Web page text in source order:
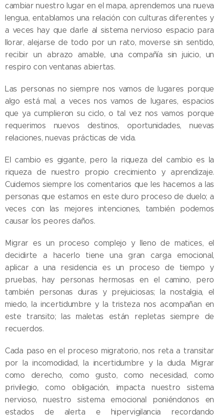
cambiar nuestro lugar en el mapa, aprendemos una nueva
lengua, entablamos una relación con culturas diferentes y
a veces hay que darle al sistema nervioso espacio para
llorar, alejarse de todo por un rato, moverse sin sentido,
recibir un abrazo amable, una compañía sin juicio, un
respiro con ventanas abiertas.
Las personas no siempre nos vamos de lugares porque
algo está mal, a veces nos vamos de lugares, espacios
que ya cumplieron su ciclo, o tal vez nos vamos porque
requerimos nuevos destinos, oportunidades, nuevas
relaciones, nuevas prácticas de vida.
El cambio es gigante, pero la riqueza del cambio es la
riqueza de nuestro propio crecimiento y aprendizaje.
Cuidemos siempre los comentarios que les hacemos a las
personas que estamos en este duro proceso de duelo; a
veces con las mejores intenciones, también podemos
causar los peores daños.
Migrar es un proceso complejo y lleno de matices, el
decidirte a hacerlo tiene una gran carga emocional,
aplicar a una residencia es un proceso de tiempo y
pruebas, hay personas hermosas en el camino, pero
también personas duras y prejuiciosas; la nostalgia, el
miedo, la incertidumbre y la tristeza nos acompañan en
este transito; las maletas están repletas siempre de
recuerdos.
Cada paso en el proceso migratorio, nos reta a transitar
por la incomodidad, la incertidumbre y la duda. Migrar
como derecho, como gusto, como necesidad, como
privilegio, como obligación, impacta nuestro sistema
nervioso, nuestro sistema emocional poniéndonos en
estados de alerta e hipervigilancia recordando